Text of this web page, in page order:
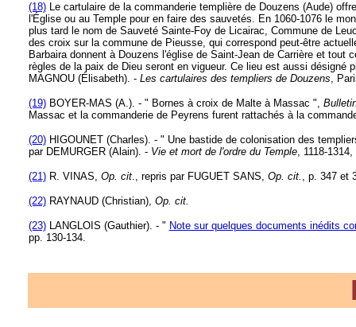
(18)Le cartulaire de la commanderie templière de Douzens (Aude)
l'Église ou au Temple pour en faire des sauvetés. En 1060-1076 le
plus tard le nom de Sauveté Sainte-Foy de Licairac, Commune de
des croix sur la commune de Pieusse, qui correspond peut-être
Barbaira donnent à Douzens l'église de Saint-Jean de Carrière et
règles de la paix de Dieu seront en vigueur. Ce lieu est aussi désigné
MAGNOU (Élisabeth). - Les cartulaires des templiers de Douzens,
(19)BOYER-MAS (A.). - " Bornes à croix de Malte à Massac ",
Massac et la commanderie de Peyrens furent rattachés à la
(20)HIGOUNET (Charles). - " Une bastide de colonisation des
par DEMURGER (Alain). - Vie et mort de l'ordre du Temple, 1118-
(21)R. VINAS, Op. cit., repris par FUGUET SANS, Op. cit. , p. 347 et
(22)RAYNAUD (Christian), Op. cit.
(23)LANGLOIS (Gauthier). - " Note sur quelques documents inédits
pp. 130-134.